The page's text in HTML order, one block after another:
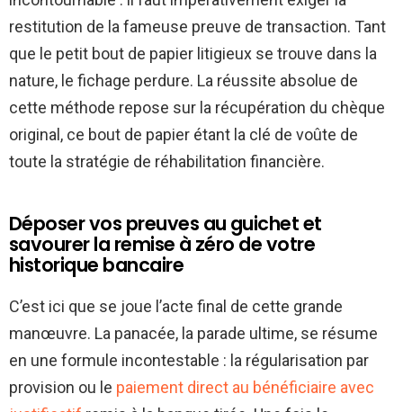
restitution de la fameuse preuve de transaction. Tant
que le petit bout de papier litigieux se trouve dans la
nature, le fichage perdure. La réussite absolue de
cette méthode repose sur la récupération du chèque
original, ce bout de papier étant la clé de voûte de
toute la stratégie de réhabilitation financière.
Déposer vos preuves au guichet et
savourer la remise à zéro de votre
historique bancaire
C’est ici que se joue l’acte final de cette grande
manœuvre. La panacée, la parade ultime, se résume
en une formule incontestable : la régularisation par
provision ou le paiement direct au bénéficiaire avec